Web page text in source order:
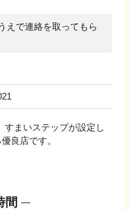
えで連絡を取ってもら
すまいステップが設定し
良店です。
間